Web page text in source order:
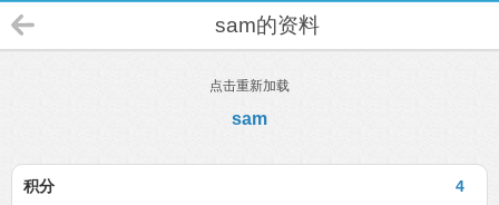
sam的资料
点击重新加载
sam
4
积分